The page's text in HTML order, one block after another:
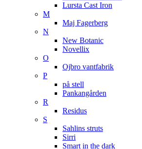
Lursta Cast Iron
M
Maj Fagerberg
N
New Botanic
Novellix
O
Ojbro vantfabrik
P
på stell
Pankangården
R
Residus
S
Sahlins struts
Sirri
Smart in the dark